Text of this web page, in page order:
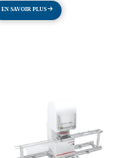
EN SAVOIR PLUS